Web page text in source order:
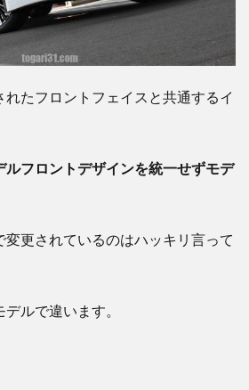
れたフロントフェイスと共通するイ
ルフロントデザインを統一せずモデ
変更されているのはハッキリ言って
ルで違います。